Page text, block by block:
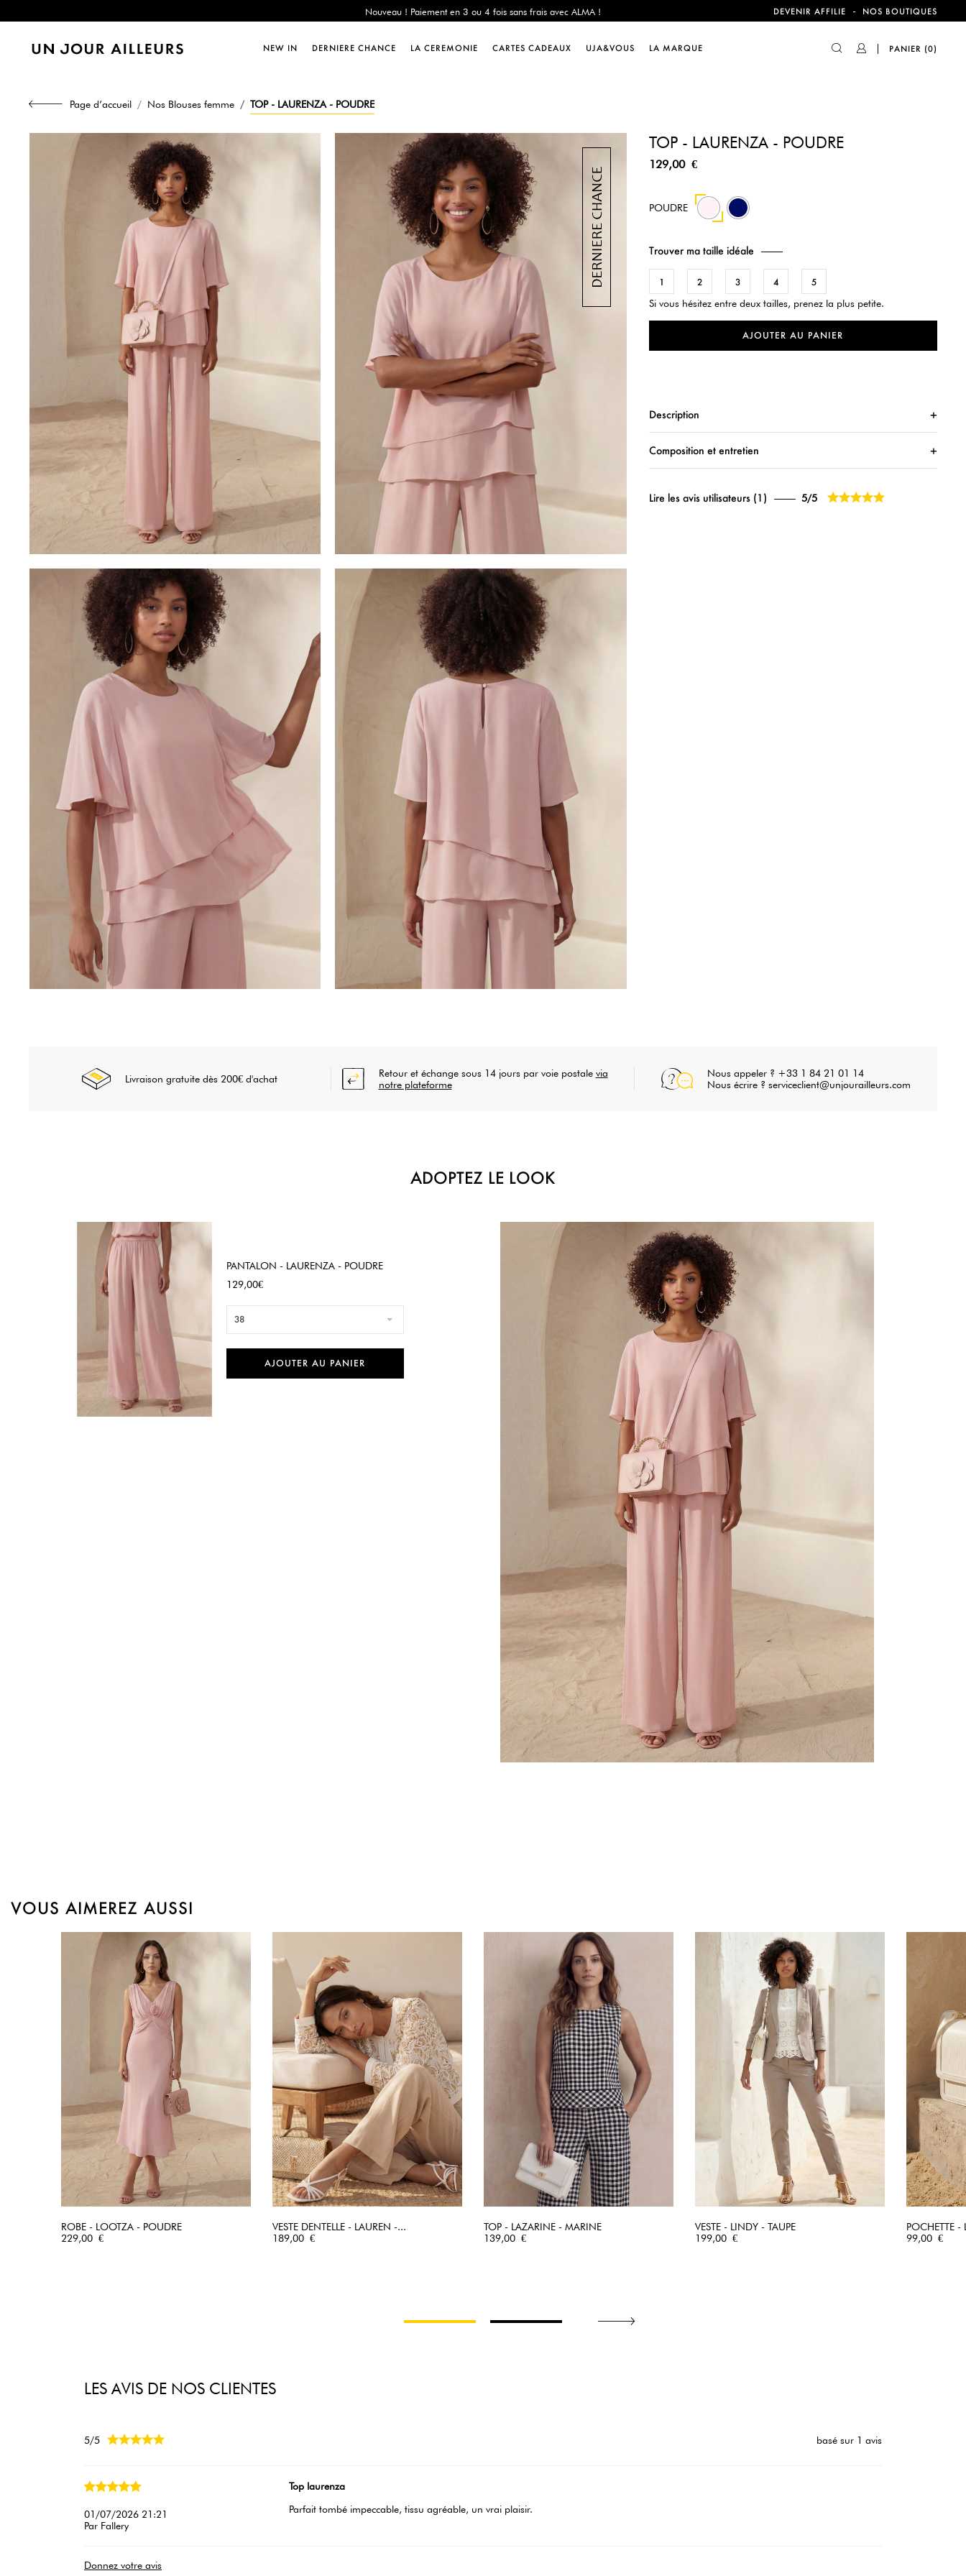
Dernière Chance : -60% sur une sélection jusqu'au 23/08 en vous connectant à votre compte !
Livraison offerte dès 200€ d'achat
Dernière Chance : -60% sur une sélection jusqu'au 23/08 en vous connectant à votre compte !
DEVENIR AFFILIE - NOS BOUTIQUES
NEW IN DERNIERE CHANCE LA CEREMONIE CARTES CADEAUX UJA&VOUS LA MARQUE PANIER (0)
Page d’accueil Nos Blouses femme TOP - LAURENZA - POUDRE
TOP - LAURENZA - POUDRE
129,00 €
POUDRE 43
Trouver ma taille idéale
1 2 3 4 5
Si vous hésitez entre deux tailles, prenez la plus petite.
AJOUTER AU PANIER
Description
Composition et entretien
Lire les avis utilisateurs (1) 5/5 
Livraison gratuite dès 200€ d'achat Retour et échange sous 14 jours par voie postale via
notre plateforme
Nous appeler ? +33 1 84 21 01 14
Nous écrire ? serviceclient@unjourailleurs.com
ADOPTEZ LE LOOK
PANTALON - LAURENZA - POUDRE
Prix
129,00€
38
AJOUTER AU PANIER
VOUS AIMEREZ AUSSI
ROBE - LOOTZA - POUDRE
Prix
229,00 €
VESTE DENTELLE - LAUREN -...
Prix
189,00 €
TOP - LAZARINE - MARINE
Prix
139,00 €
VESTE - LINDY - TAUPE
Prix
199,00 €
POCHETTE -
Prix
99,00 €
LES AVIS DE NOS CLIENTES
5/5  basé sur 1 avis
01/07/2026 21:21
Par Fallery
Top laurenza
Parfait tombé impeccable, tissu agréable, un vrai plaisir.
Donnez votre avis